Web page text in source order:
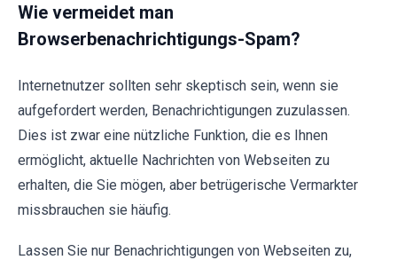
Wie vermeidet man
Browserbenachrichtigungs-Spam?
Internetnutzer sollten sehr skeptisch sein, wenn sie
aufgefordert werden, Benachrichtigungen zuzulassen.
Dies ist zwar eine nützliche Funktion, die es Ihnen
ermöglicht, aktuelle Nachrichten von Webseiten zu
erhalten, die Sie mögen, aber betrügerische Vermarkter
missbrauchen sie häufig.
Lassen Sie nur Benachrichtigungen von Webseiten zu,